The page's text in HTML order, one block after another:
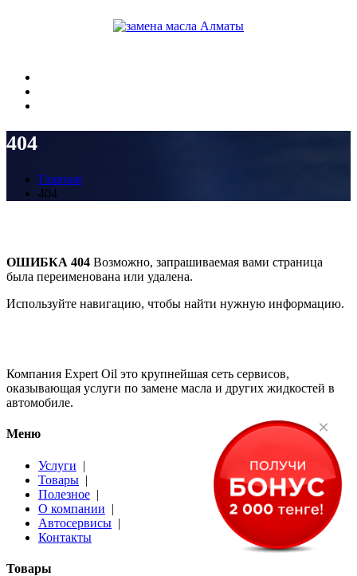
404
Главная
404
ОШИБКА 404 Возможно, запрашиваемая вами страница
была переименована или удалена.
Используйте навигацию, чтобы найти нужную информацию.
Компания Expert Oil это крупнейшая сеть сервисов,
оказывающая услуги по замене масла и других жидкостей в
автомобиле.
Меню
Услуги |
Товары |
Полезное |
О компании |
Автосервисы |
Контакты
Товары
×